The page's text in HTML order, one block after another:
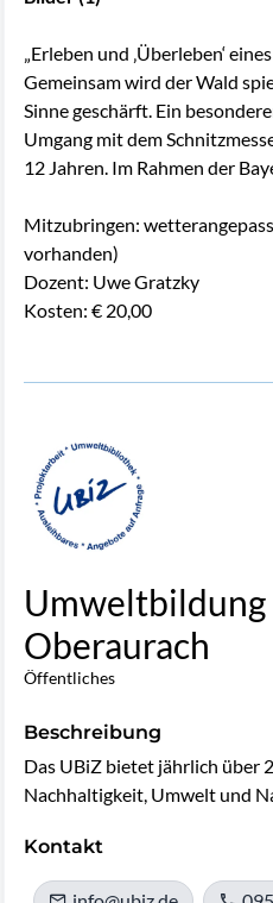
„Erleben und ‚Überleben‘
Gemeinsam wird der Wald
Sinne geschärft. Ein
Umgang mit dem
12 Jahren. Im Rahmen der
Mitzubringen:
vorhanden)
Dozent: Uwe Gratzky
Kosten: € 20,00
Oberaurach
Öffentliches
Beschreibung
Das UBiZ bietet jährlich über
Nachhaltigkeit, Umwelt und
Kontakt